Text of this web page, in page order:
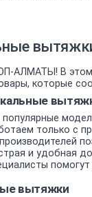
АЛМАТЫ! В этом
которые
популярные
только с
и удобная
вытяжки